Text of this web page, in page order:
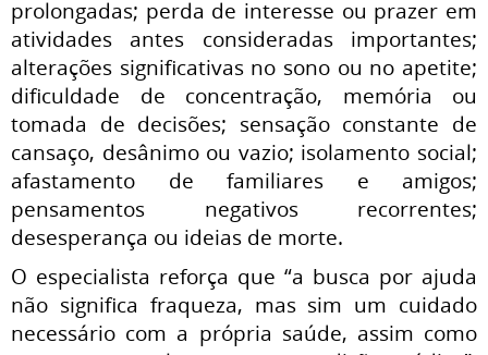
prolongadas; perda de interesse ou prazer em
atividades antes consideradas importantes;
alterações significativas no sono ou no apetite;
dificuldade de concentração, memória ou
tomada de decisões; sensação constante de
cansaço, desânimo ou vazio; isolamento social;
afastamento de familiares e amigos;
pensamentos negativos recorrentes;
desesperança ou ideias de morte.
O especialista reforça que “a busca por ajuda
não significa fraqueza, mas sim um cuidado
necessário com a própria saúde, assim como